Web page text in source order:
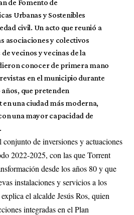
de Fomento de
Urbanas y Sostenibles
civil. Un acto que reunió a
asociaciones y colectivos
vecinos y vecinas de la
conocer de primera mano
en el municipio durante
que pretenden
una ciudad más moderna,
una mayor capacidad de
de inversiones y actuaciones
2022-2025, con las que Torrent
desde los años 80 y que
instalaciones y servicios a los
el alcalde Jesús Ros, quien
integradas en el Plan